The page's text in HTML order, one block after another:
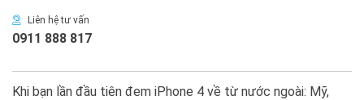
Liên hệ tư vấn
0911 888 817
Khi bạn lần đầu tiên đem iPhone 4 về từ nước ngoài: Mỹ,